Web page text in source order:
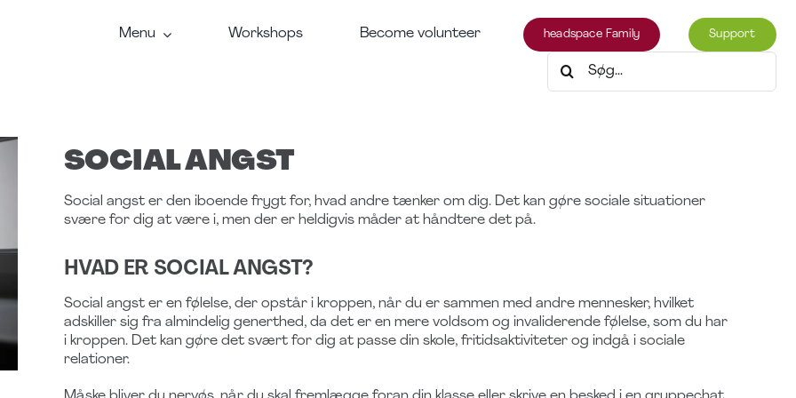
Menu Workshops Become volunteer headspace Family Support
Søg
efter:
SOCIAL ANGST
Social angst er den iboende frygt for, hvad andre tænker om dig. Det kan gøre sociale situationer
svære for dig at være i, men der er heldigvis måder at håndtere det på.
HVAD ER SOCIAL ANGST?
Social angst er en følelse, der opstår i kroppen, når du er sammen med andre mennesker, hvilket
adskiller sig fra almindelig generthed, da det er en mere voldsom og invaliderende følelse, som du har
i kroppen. Det kan gøre det svært for dig at passe din skole, fritidsaktiviteter og indgå i sociale
relationer.